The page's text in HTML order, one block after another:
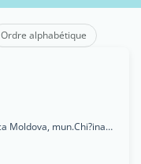
Ordre alphabétique
Str. Calea Orheiului 28/1, et.3, Republica Moldova, mun.Chi?inau, Chişinău